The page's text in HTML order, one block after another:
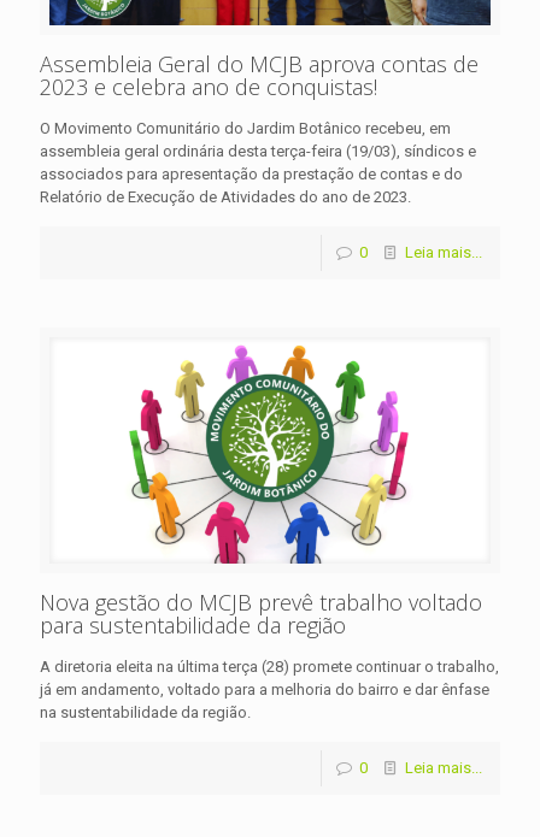
Assembleia Geral do MCJB aprova contas de
2023 e celebra ano de conquistas!
O Movimento Comunitário do Jardim Botânico recebeu, em
assembleia geral ordinária desta terça-feira (19/03), síndicos e
associados para apresentação da prestação de contas e do
Relatório de Execução de Atividades do ano de 2023.
0 Leia mais...
Nova gestão do MCJB prevê trabalho voltado
para sustentabilidade da região
A diretoria eleita na última terça (28) promete continuar o trabalho,
já em andamento, voltado para a melhoria do bairro e dar ênfase
na sustentabilidade da região.
0 Leia mais...